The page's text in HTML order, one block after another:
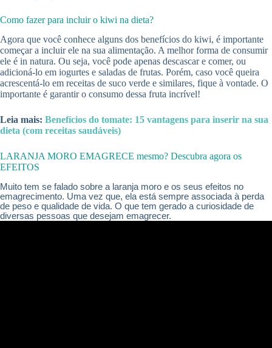
Como fazer para incluir o kiwi na dieta?
Agora que você conhece alguns dos benefícios do kiwi, é importante
começar a incluir ele na sua alimentação. A melhor forma de consumir
ele é in natura. Ou seja, você pode apenas descascar e comer, ou
adicioná-lo em iogurtes e saladas de frutas. Porém, caso você queira
acrescentá-lo em receitas de suco verde e similares, fique à vontade. O
importante é garantir o consumo dessa fruta incrível!
Leia mais: Benefícios do tomate: 15 vantagens para inserir na sua
dieta (com receitas saudáveis)
LARANJA MORO EMAGRECE mesmo? Descubra agora os
EFEITOS
Muito tem se falado sobre a laranja moro e os seus efeitos no
emagrecimento. Uma vez que, ela está sempre associada à perda
de peso e qualidade de vida. O que tem gerado a curiosidade de
diversas pessoas que desejam emagrecer.